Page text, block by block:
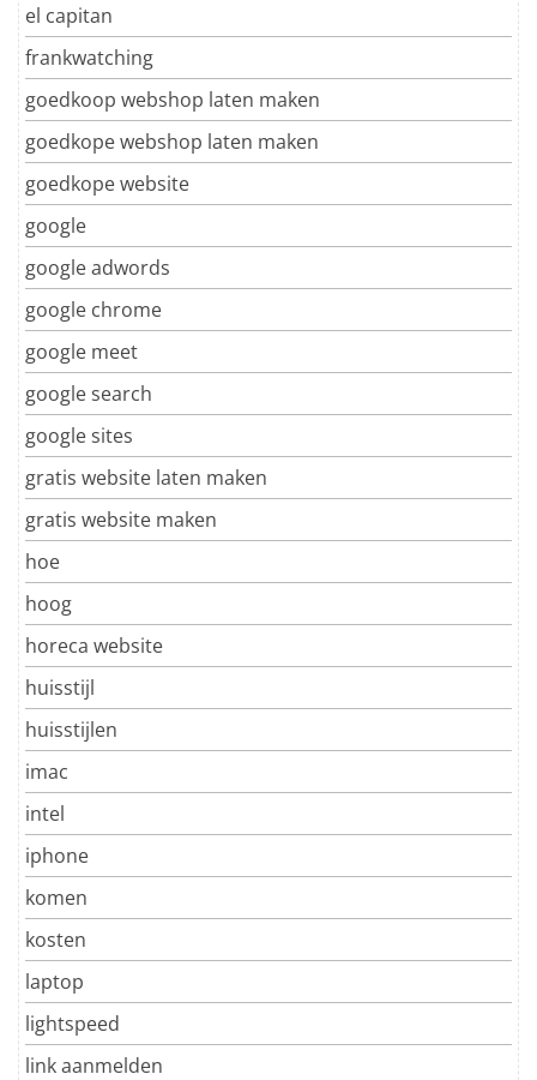
el capitan
frankwatching
goedkoop webshop laten maken
goedkope webshop laten maken
goedkope website
google
google adwords
google chrome
google meet
google search
google sites
gratis website laten maken
gratis website maken
hoe
hoog
horeca website
huisstijl
huisstijlen
imac
intel
iphone
komen
kosten
laptop
lightspeed
link aanmelden